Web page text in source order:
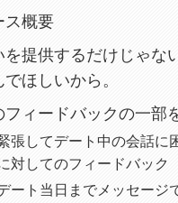
ス概要
を提供するだけじゃな
ほしいから。
フィードバックの一部
張してデート中の会話に
対してのフィードバック
ート当日までメッセージ